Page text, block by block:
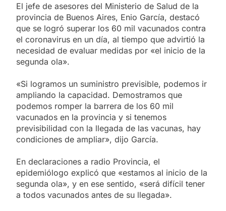
El jefe de asesores del Ministerio de Salud de la
provincia de Buenos Aires, Enio García, destacó
que se logró superar los 60 mil vacunados contra
el coronavirus en un día, al tiempo que advirtió la
necesidad de evaluar medidas por «el inicio de la
segunda ola».
«Si logramos un suministro previsible, podemos ir
ampliando la capacidad. Demostramos que
podemos romper la barrera de los 60 mil
vacunados en la provincia y si tenemos
previsibilidad con la llegada de las vacunas, hay
condiciones de ampliar», dijo García.
En declaraciones a radio Provincia, el
epidemiólogo explicó que «estamos al inicio de la
segunda ola», y en ese sentido, «será difícil tener
a todos vacunados antes de su llegada».